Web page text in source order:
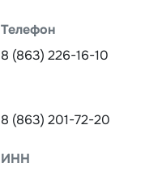
Телефон
8 (863) 226-16-10
8 (863) 201-72-20
ИНН